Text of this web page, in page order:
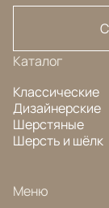
Каталог
Классические
Дизайнерские
Шерстяные
Шерсть и шёлк
Меню